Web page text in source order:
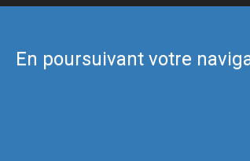
En poursuivant votre